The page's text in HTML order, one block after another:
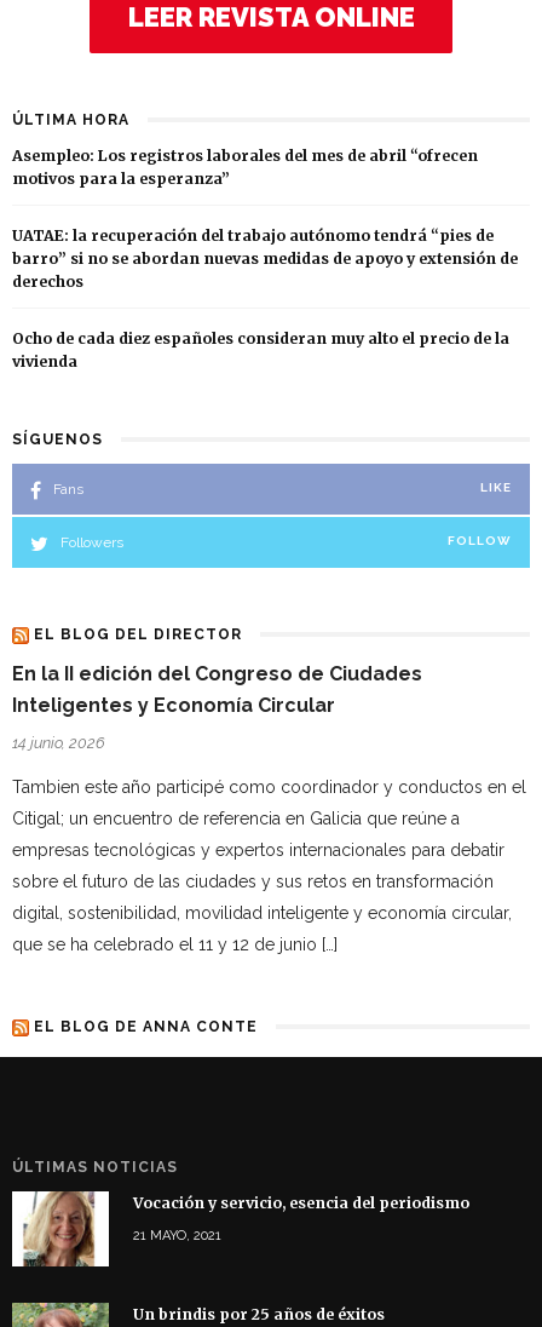
LEER REVISTA ONLINE
ÚLTIMA HORA
Asempleo: Los registros laborales del mes de abril “ofrecen
motivos para la esperanza”
UATAE: la recuperación del trabajo autónomo tendrá “pies de
barro” si no se abordan nuevas medidas de apoyo y extensión de
derechos
Ocho de cada diez españoles consideran muy alto el precio de la
vivienda
SÍGUENOS
Fans LIKE
Followers FOLLOW
EL BLOG DEL DIRECTOR
En la II edición del Congreso de Ciudades
Inteligentes y Economía Circular
14 junio, 2026
Tambien este año participé como coordinador y conductos en el
Citigal; un encuentro de referencia en Galicia que reúne a
empresas tecnológicas y expertos internacionales para debatir
sobre el futuro de las ciudades y sus retos en transformación
digital, sostenibilidad, movilidad inteligente y economía circular,
que se ha celebrado el 11 y 12 de junio […]
EL BLOG DE ANNA CONTE
ÚLTIMAS NOTICIAS
Vocación y servicio, esencia del periodismo
21 MAYO, 2021
Un brindis por 25 años de éxitos